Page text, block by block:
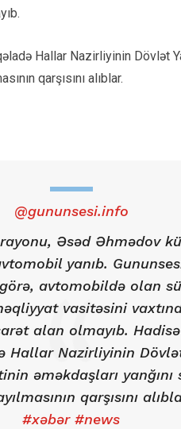
Hallar Nazirliyinin Dövlət
qarşısını alıblar.
@gununsesi.info
rayonu, Əsəd Əhmədov
yanıb.
avtomobildə olan
vasitəsini
alan olmayıb.
Hallar Nazirliyinin
əməkdaşları yanğını
qarşısını
#xəbər #news